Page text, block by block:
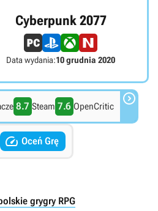
Cyberpunk 2077
Data wydania:10 grudnia 2020
8.7 Steam 7.6 OpenCritic 
 Oceń Grę
grygry RPG